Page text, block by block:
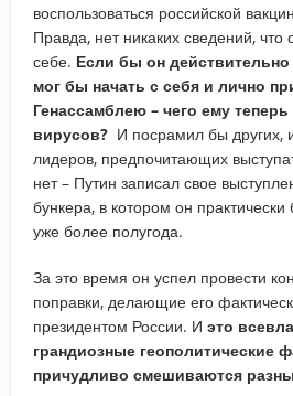
воспользоваться российской
Правда, нет никаких сведений,
себе. Если бы он
мог бы начать с себя и лично
Генассамблею – чего ему теперь
вирусов?И посрамил бы других,
лидеров, предпочитающих
нет – Путин записал свое
бункера, в котором он
уже более полугода.
За это время он успел провести
поправки, делающие его
президентом России. И это
грандиозные геополитические
причудливо смешиваются